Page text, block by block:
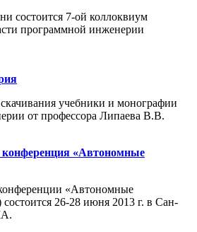
состоится 7-ой коллоквиум
программной инженерии
учебники и монографии
от профессора Липаева В.В.
«Автономные
«Автономные
26-28 июня 2013 г. в Сан-